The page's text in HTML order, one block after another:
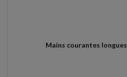
Mains courantes longues